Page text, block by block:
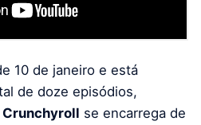
10 de janeiro e está
de doze episódios,
Crunchyroll se encarrega de